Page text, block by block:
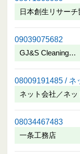
日本創生リサー
09039075682
GJ&S Cleaning…
08009191485 / ネ
ネット会社／ネ
08034467483
一条工務店